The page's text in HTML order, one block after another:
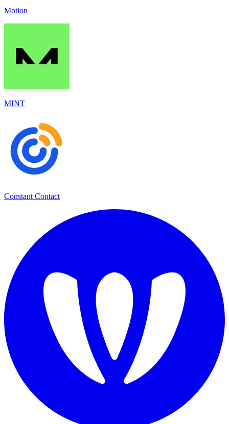
Motion
MINT
Constant Contact